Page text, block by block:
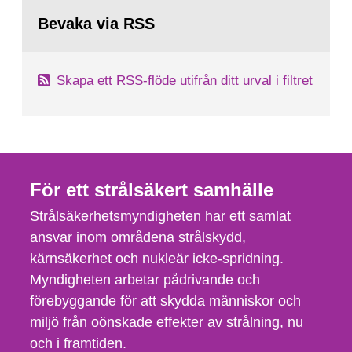
sida:Bevaka via RSS
Skapa ett RSS-flöde utifrån ditt urval i filtret
För ett strålsäkert samhälle
Strålsäkerhetsmyndigheten har ett samlat
ansvar inom områdena strålskydd,
kärnsäkerhet och nukleär icke-spridning.
Myndigheten arbetar pådrivande och
förebyggande för att skydda människor och
miljö från oönskade effekter av strålning, nu
och i framtiden.